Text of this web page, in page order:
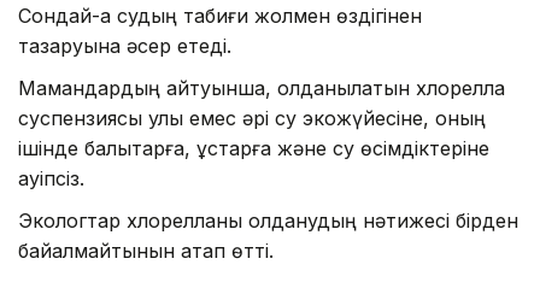
Сондай-ақ судың табиғи жолмен өздігінен
тазаруына әсер етеді.
Мамандардың айтуынша, қолданылатын хлорелла
суспензиясы улы емес әрі су экожүйесіне, оның
ішінде балықтарға, құстарға және су өсімдіктеріне
қауіпсіз.
Экологтар хлорелланы қолданудың нәтижесі бірден
байқалмайтынын атап өтті.